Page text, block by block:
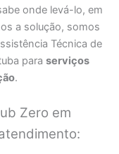
onde levá-lo, em
a solução, somos
Técnica de
paraserviços
.
Zero em